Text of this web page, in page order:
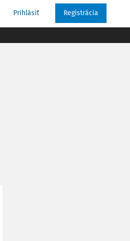
Prihlásiť Registrácia